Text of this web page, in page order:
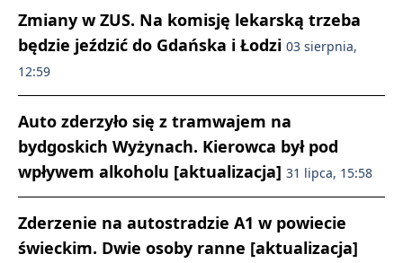
Zmiany w ZUS. Na komisję lekarską trzeba
będzie jeździć do Gdańska i Łodzi 03 sierpnia,
12:59
Auto zderzyło się z tramwajem na
bydgoskich Wyżynach. Kierowca był pod
wpływem alkoholu [aktualizacja] 31 lipca, 15:58
Zderzenie na autostradzie A1 w powiecie
świeckim. Dwie osoby ranne [aktualizacja]